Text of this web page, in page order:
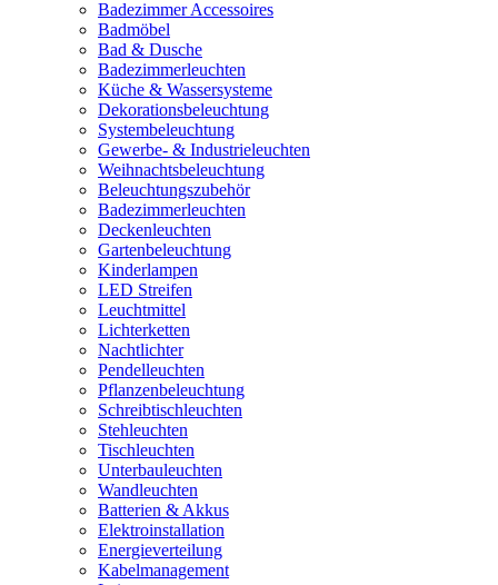
Badezimmer Accessoires
Badmöbel
Bad & Dusche
Badezimmerleuchten
Küche & Wassersysteme
Dekorationsbeleuchtung
Systembeleuchtung
Gewerbe- & Industrieleuchten
Weihnachtsbeleuchtung
Beleuchtungszubehör
Badezimmerleuchten
Deckenleuchten
Gartenbeleuchtung
Kinderlampen
LED Streifen
Leuchtmittel
Lichterketten
Nachtlichter
Pendelleuchten
Pflanzenbeleuchtung
Schreibtischleuchten
Stehleuchten
Tischleuchten
Unterbauleuchten
Wandleuchten
Batterien & Akkus
Elektroinstallation
Energieverteilung
Kabelmanagement